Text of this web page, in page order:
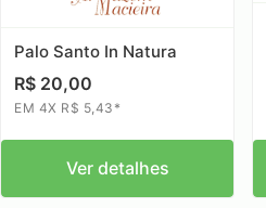
Palo Santo In Natura
R$ 20,00
EM 4X R$ 5,43*
Ver detalhes